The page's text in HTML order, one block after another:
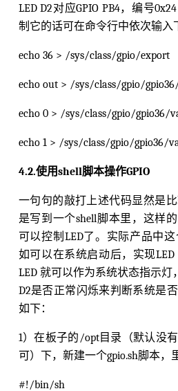
LED D2对应GPIO PB4，编号
制它的话可在命令行中依次输入
echo 36 > /sys/class/gpio/export
echo out > /sys/class/gpio/
echo 0 > /sys/class/gpio/gpio36/
echo 1 > /sys/class/gpio/gpio36/
4.2.使用shell脚本操作GPIO
一句句的敲打上述代码显然是
是写到一个shell脚本里，这样
可以控制LED了。实际产品中
如可以在系统启动后，实现LED
LED 就可以作为系统状态指示灯
D2是否正常闪烁来判断系统是
如下：
1）在板子的/opt目录（默认没
可）下，新建一个gpio.sh脚本，
#!/bin/sh